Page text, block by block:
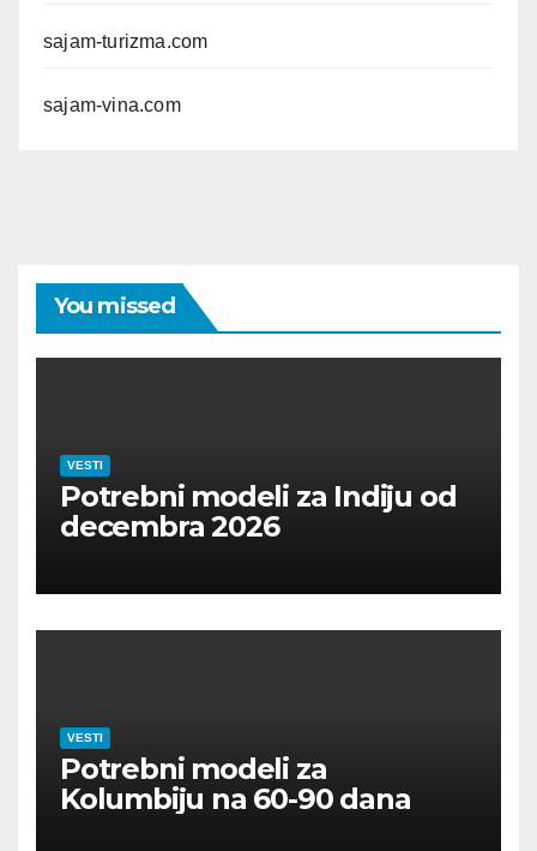
sajam-turizma.com
sajam-vina.com
You missed
VESTI
Potrebni modeli za Indiju od
decembra 2026
VESTI
Potrebni modeli za
Kolumbiju na 60-90 dana